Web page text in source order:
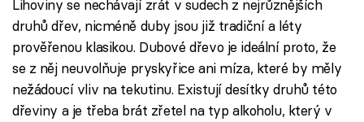
Lihoviny se nechávají zrát v sudech z nejrůznějších
druhů dřev, nicméně duby jsou již tradiční a léty
prověřenou klasikou. Dubové dřevo je ideální proto, že
se z něj neuvolňuje pryskyřice ani míza, které by měly
nežádoucí vliv na tekutinu. Existují desítky druhů této
dřeviny a je třeba brát zřetel na typ alkoholu, který v